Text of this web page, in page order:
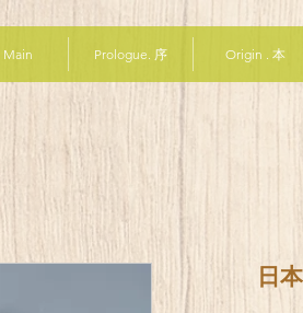
Main Prologue. 序 Origin . 本
日